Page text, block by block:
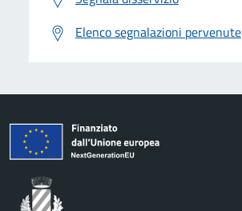
Elenco segnalazioni pervenute